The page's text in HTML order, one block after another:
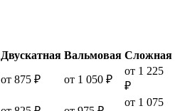
Двускатная Вальмовая Сложная
от 875 ₽ от 1 050 ₽
от 1 225
₽
от 1 075